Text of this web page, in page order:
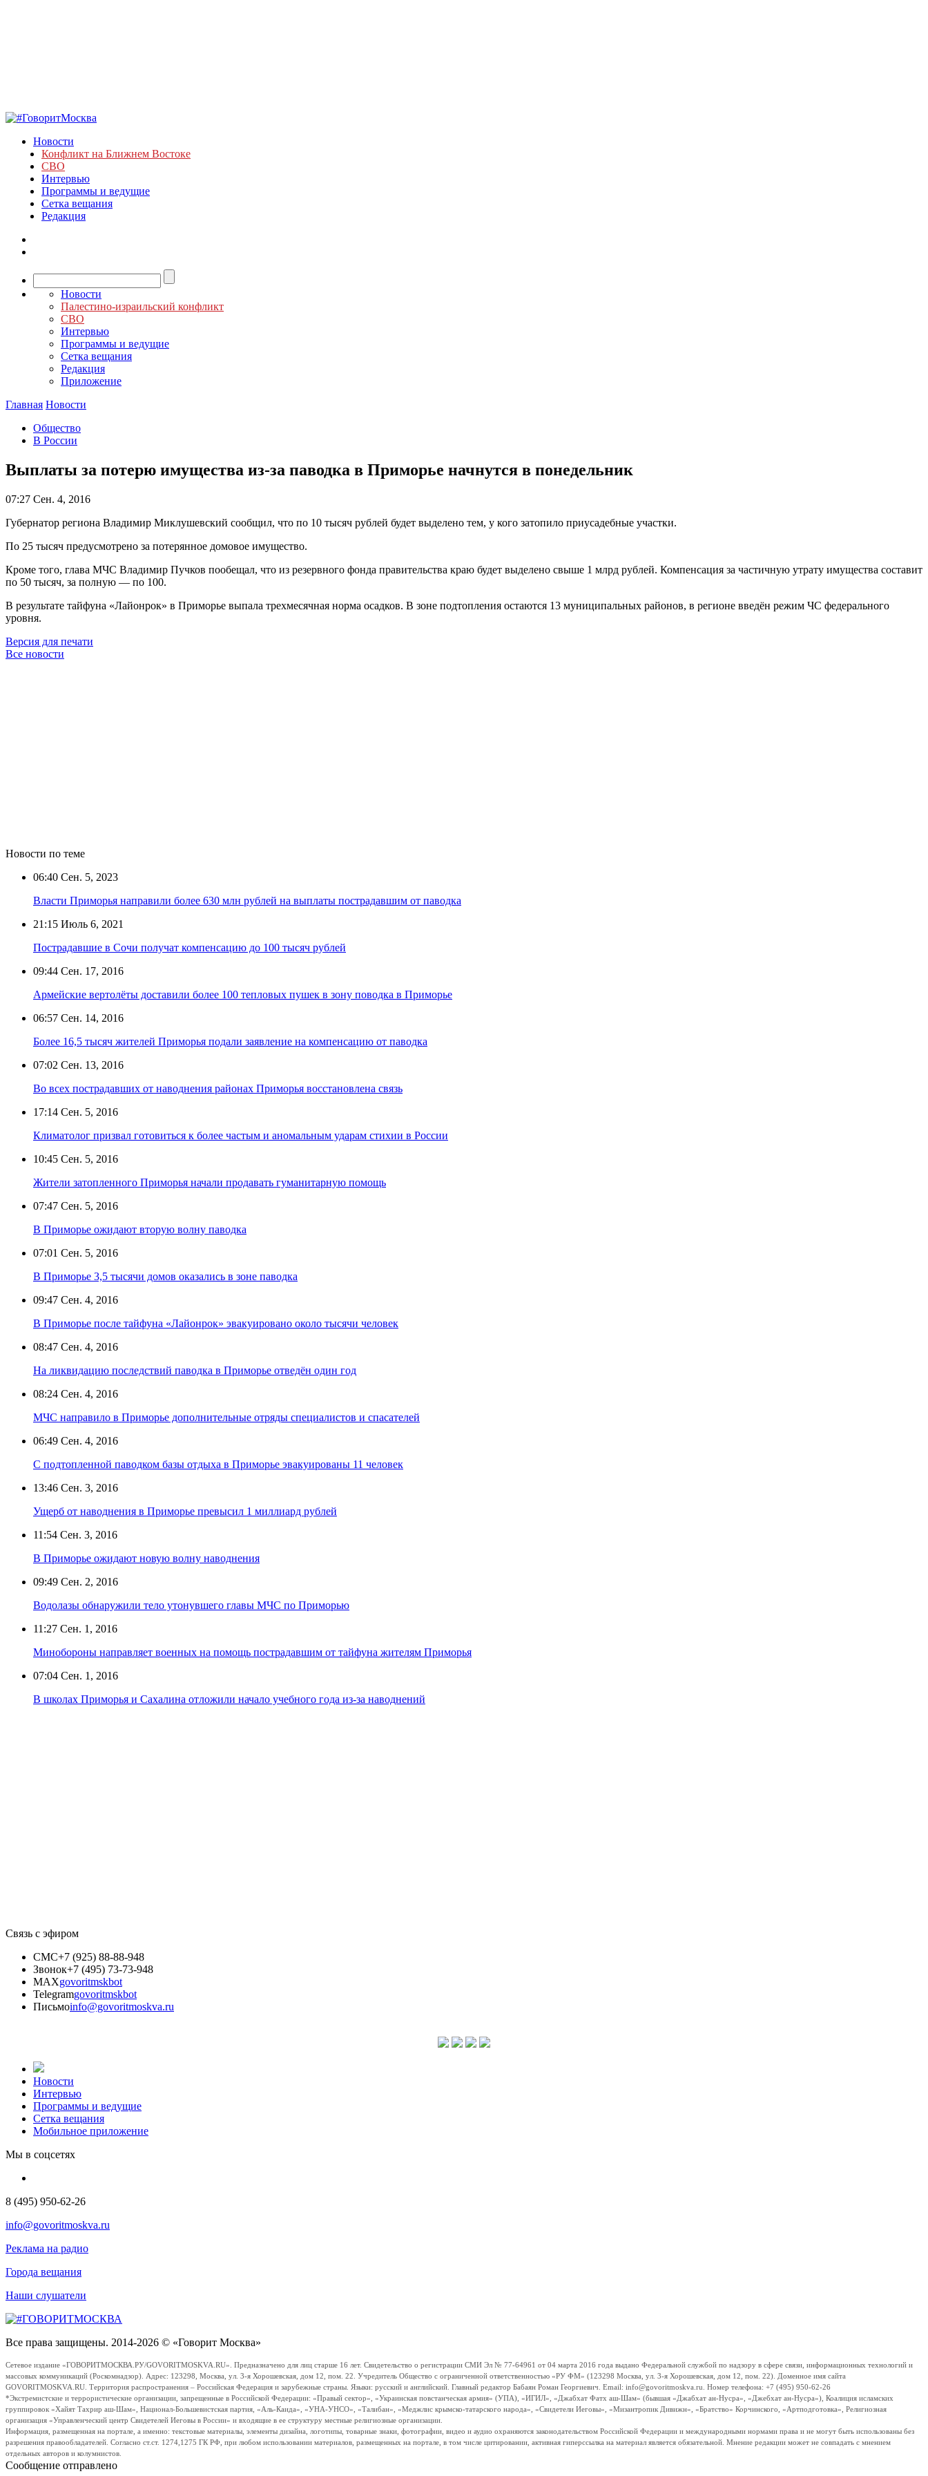
Новости
Конфликт на Ближнем Востоке
СВО
Интервью
Программы и ведущие
Сетка вещания
Редакция
Новости
Палестино-израильский конфликт
СВО
Интервью
Программы и ведущие
Сетка вещания
Редакция
Приложение
Главная Новости
Общество
В России
Выплаты за потерю имущества из-за паводка в Приморье начнутся в понедельник
07:27 Сен. 4, 2016
Губернатор региона Владимир Миклушевский сообщил, что по 10 тысяч рублей будет выделено тем, у кого затопило приусадебные участки.
По 25 тысяч предусмотрено за потерянное домовое имущество.
Кроме того, глава МЧС Владимир Пучков пообещал, что из резервного фонда правительства краю будет выделено свыше 1 млрд рублей. Компенсация за частичную утрату имущества составит
по 50 тысяч, за полную — по 100.
В результате тайфуна «Лайонрок» в Приморье выпала трехмесячная норма осадков. В зоне подтопления остаются 13 муниципальных районов, в регионе введён режим ЧС федерального
уровня.
Версия для печати
Все новости
Новости по теме
06:40 Сен. 5, 2023
Власти Приморья направили более 630 млн рублей на выплаты пострадавшим от паводка
21:15 Июль 6, 2021
Пострадавшие в Сочи получат компенсацию до 100 тысяч рублей
09:44 Сен. 17, 2016
Армейские вертолёты доставили более 100 тепловых пушек в зону поводка в Приморье
06:57 Сен. 14, 2016
Более 16,5 тысяч жителей Приморья подали заявление на компенсацию от паводка
07:02 Сен. 13, 2016
Во всех пострадавших от наводнения районах Приморья восстановлена связь
17:14 Сен. 5, 2016
Климатолог призвал готовиться к более частым и аномальным ударам стихии в России
10:45 Сен. 5, 2016
Жители затопленного Приморья начали продавать гуманитарную помощь
07:47 Сен. 5, 2016
В Приморье ожидают вторую волну паводка
07:01 Сен. 5, 2016
В Приморье 3,5 тысячи домов оказались в зоне паводка
09:47 Сен. 4, 2016
В Приморье после тайфуна «Лайонрок» эвакуировано около тысячи человек
08:47 Сен. 4, 2016
На ликвидацию последствий паводка в Приморье отведён один год
08:24 Сен. 4, 2016
МЧС направило в Приморье дополнительные отряды специалистов и спасателей
06:49 Сен. 4, 2016
С подтопленной паводком базы отдыха в Приморье эвакуированы 11 человек
13:46 Сен. 3, 2016
Ущерб от наводнения в Приморье превысил 1 миллиард рублей
11:54 Сен. 3, 2016
В Приморье ожидают новую волну наводнения
09:49 Сен. 2, 2016
Водолазы обнаружили тело утонувшего главы МЧС по Приморью
11:27 Сен. 1, 2016
Минобороны направляет военных на помощь пострадавшим от тайфуна жителям Приморья
07:04 Сен. 1, 2016
В школах Приморья и Сахалина отложили начало учебного года из-за наводнений
Связь с эфиром
СМС+7 (925) 88-88-948
Звонок+7 (495) 73-73-948
MAXgovoritmskbot
Telegramgovoritmskbot
Письмоinfo@govoritmoskva.ru
Новости
Интервью
Программы и ведущие
Сетка вещания
Мобильное приложение
Мы в соцсетях
8 (495) 950-62-26
info@govoritmoskva.ru
Реклама на радио
Города вещания
Наши слушатели
Все права защищены. 2014-2026 © «Говорит Москва»
Сетевое издание «ГОВОРИТМОСКВА.РУ/GOVORITMOSKVA.RU». Предназначено для лиц старше 16 лет. Свидетельство о регистрации СМИ Эл № 77-64961 от 04 марта 2016 года выдано Федеральной службой по надзору в сфере связи, информационных технологий и
массовых коммуникаций (Роскомнадзор). Адрес: 123298, Москва, ул. 3-я Хорошевская, дом 12, пом. 22. Учредитель Общество с ограниченной ответственностью «РУ ФМ» (123298 Москва, ул. 3-я Хорошевская, дом 12, пом. 22). Доменное имя сайта
GOVORITMOSKVA.RU. Территория распространения – Российская Федерация и зарубежные страны. Языки: русский и английский. Главный редактор Бабаян Роман Георгиевич. Email: info@govoritmoskva.ru. Номер телефона: +7 (495) 950-62-26
*Экстремистские и террористические организации, запрещенные в Российской Федерации: «Правый сектор», «Украинская повстанческая армия» (УПА), «ИГИЛ», «Джабхат Фатх аш-Шам» (бывшая «Джабхат ан-Нусра», «Джебхат ан-Нусра»), Коалиция исламских
группировок «Хайят Тахрир аш-Шам», Национал-Большевистская партия, «Аль-Каида», «УНА-УНСО», «Талибан», «Меджлис крымско-татарского народа», «Свидетели Иеговы», «Мизантропик Дивижн», «Братство» Корчинского, «Артподготовка», Религиозная
организация «Управленческий центр Свидетелей Иеговы в России» и входящие в ее структуру местные религиозные организации.
Информация, размещенная на портале, а именно: текстовые материалы, элементы дизайна, логотипы, товарные знаки, фотографии, видео и аудио охраняются законодательством Российской Федерации и международными нормами права и не могут быть использованы без
разрешения правообладателей. Согласно ст.ст. 1274,1275 ГК РФ, при любом использовании материалов, размещенных на портале, в том числе цитировании, активная гиперссылка на материал является обязательной. Мнение редакции может не совпадать с мнением
отдельных авторов и колумнистов.
Сообщение отправлено